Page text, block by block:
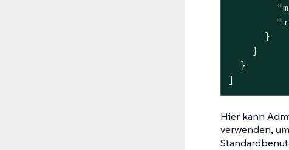
      }
    }
  }
]
Hier kann
verwenden,